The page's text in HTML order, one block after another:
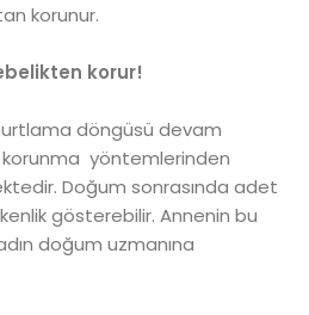
korunur.
korur!
döngüsü devam
yöntemlerinden
Doğum sonrasında adet
gösterebilir. Annenin bu
doğum uzmanına